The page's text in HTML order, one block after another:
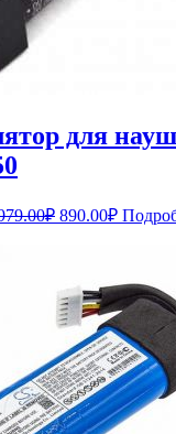
для
₽ 890.00₽
цена: